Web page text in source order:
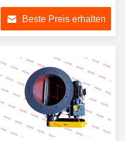
Ventil aus Edelstahl
Beste Preis erhalten